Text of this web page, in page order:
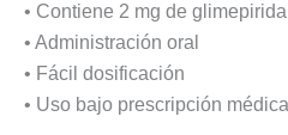
• Contiene 2 mg de
• Administración oral
• Fácil dosificación
• Uso bajo prescripción médica